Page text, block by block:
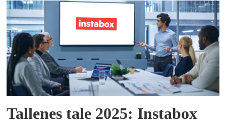
Tallenes tale 2025: Instabox